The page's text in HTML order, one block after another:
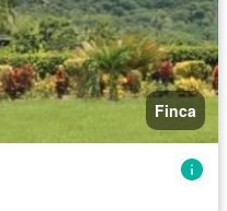
Finca